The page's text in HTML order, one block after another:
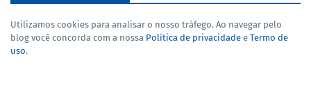
Utilizamos cookies para analisar o nosso tráfego. Ao navegar pelo
blog você concorda com a nossa Política de privacidade e Termo de
uso.